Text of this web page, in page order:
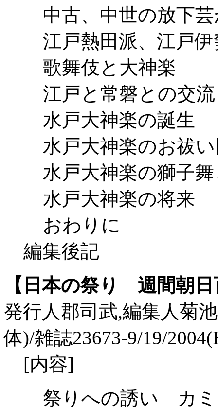
中古、中世の放下
江戸熱田派、江戸
歌舞伎と大神楽
江戸と常磐との交流
水戸大神楽の誕生
水戸大神楽のお祓
水戸大神楽の獅子
水戸大神楽の将来
おわりに
編集後記
【日本の祭り 週間朝日
発行人郡司武,編集人菊
体)/雑誌23673-9/19/
[内容]
祭りへの誘い カミ